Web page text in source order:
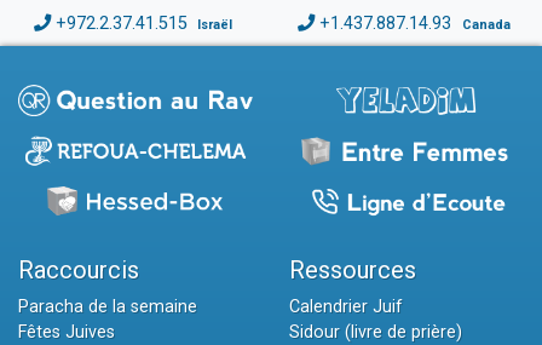
+972.2.37.41.515 Israël +1.437.887.14.93 Canada
Raccourcis
Paracha de la semaine
Fêtes Juives
Ressources
Calendrier Juif
Sidour (livre de prière)